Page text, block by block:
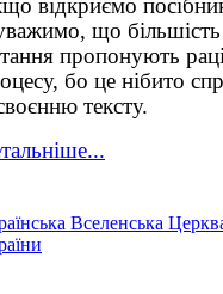
відкриємо
що
пропонують
бо це нібито
тексту.
Вселенська